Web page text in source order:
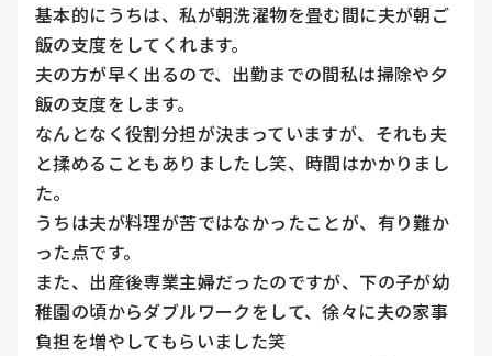
基本的にうちは、私が朝洗濯物を畳む間に夫が朝ご
飯の支度をしてくれます。
夫の方が早く出るので、出勤までの間私は掃除や夕
飯の支度をします。
なんとなく役割分担が決まっていますが、それも夫
と揉めることもありましたし笑、時間はかかりまし
た。
うちは夫が料理が苦ではなかったことが、有り難か
った点です。
また、出産後専業主婦だったのですが、下の子が幼
稚園の頃からダブルワークをして、徐々に夫の家事
負担を増やしてもらいました笑